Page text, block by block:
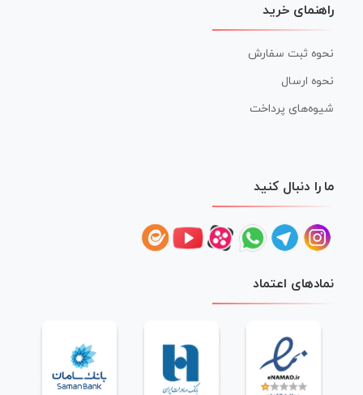
راهنمای خرید
نحوه ثبت سفارش
نحوه ارسال
شیوه‌های پرداخت
ما را دنبال کنید
نمادهای اعتماد